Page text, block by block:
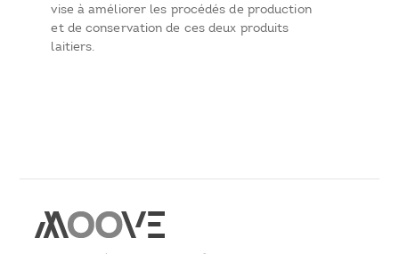
vise à améliorer les procédés de production
et de conservation de ces deux produits
laitiers.